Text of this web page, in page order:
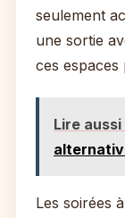
seulement
une sortie
ces
Lire aussi
Les soirées